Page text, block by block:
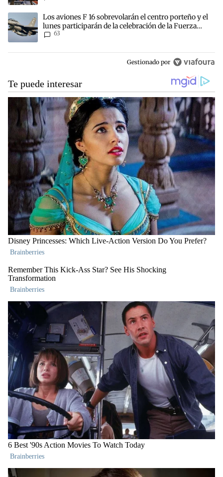
Un artículo de tendencia con el título "Los aviones F 16
Los aviones F 16 sobrevolarán el centro porteño y el
lunes participarán de la celebración de la Fuerza
Aérea
63
Gestionado por